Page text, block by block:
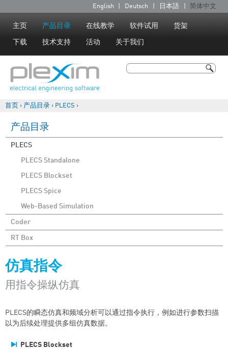
Jump to navigation
语
言
English Deutsch 日本語 简体中文
主页 产品目录 在线教学 软件试用 货架
下载 技术支持 活动 关于我们
搜索
你在这里
首页 › 产品目录 › PLECS ›
产品目录
PLECS
PLECS Standalone
PLECS Blockset
PLECS Spice
Web-Based Simulation
Coder
RT Box
仿真指令
用指令操纵仿真
PLECS的瞬态仿真和频域分析可以通过指令执行，例如进行参数扫描
以为后续处理提供多组仿真数据。
PLECS Blockset